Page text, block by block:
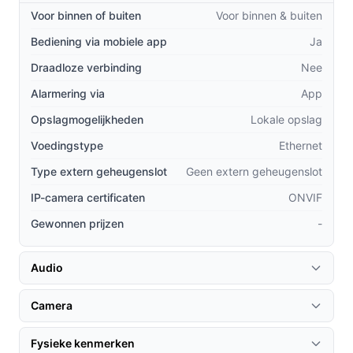
eenvoudig met bestaande smart home-systemen
voor een naadloze ervaring.
**Geavanceerde detectie**: De camera maakt
bedreigingen te onderscheiden van valse alarmen,
waardoor u zich kunt concentreren op wat
daadwerkelijk belangrijk is.
functionaliteit vereenvoudigt de installatie, omdat u
slechts één kabel nodig heeft voor zowel stroom
als data.
Gebruik & praktische tips
Om het meeste uit uw Foscam T5EP te halen, volgen
hier enkele handige tips:
Voor binnen of buiten
Voor binnen & buiten
Bediening via mobiele app
Ja
Draadloze verbinding
Nee
Alarmering via
App
Opslagmogelijkheden
Lokale opslag
Voedingstype
Ethernet
Type extern geheugenslot
Geen extern geheugenslot
IP-camera certificaten
ONVIF
Gewonnen prijzen
-
Audio
Camera
Fysieke kenmerken